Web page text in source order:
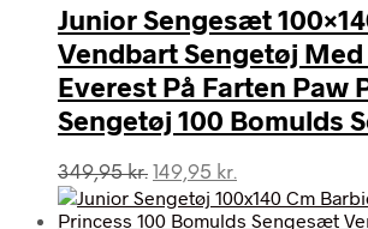
Junior Sengesæt
Vendbart Sengetøj Med
Everest På Farten Paw
Sengetøj 100 Bomulds
349,95kr. Den
oprindelige
pris
149,95 kr.
aktuelle
pris